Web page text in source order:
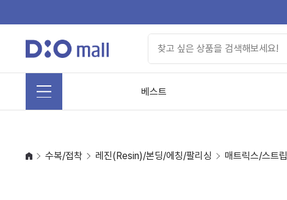
베스트
수복/접착 레진(Resin)/본딩/에칭/팔리싱 매트릭스/스트립